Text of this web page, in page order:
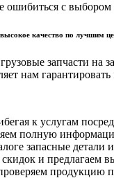
с
качество по лучшим
запчасти
нам
к услугам
полную
запасные
и предлагаем